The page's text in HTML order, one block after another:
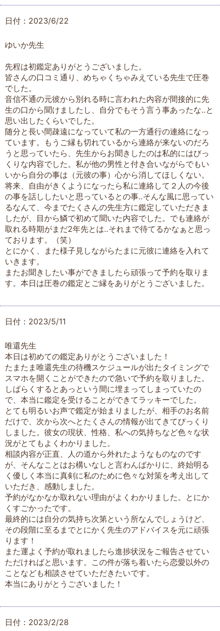
日付：2023/6/22
ゆいか先生
先程は初鑑定ありがとうございました。
皆さんの口コミ通り、めちゃくちゃみえている先生で圧巻
でした。
音信不通の元彼から別れる時に言われた内容が間接的に先
生の口から聞けましたし、自分でもそう言う事あったな‥と
思い出したくらいでした。
随分と長い間疎遠になっていて私の一方通行の連絡になっ
ています。もうご縁も切れているから連絡が来ないのだろ
うと思っていたら、先生からお聞きしたのは私的にはびっ
くりな内容でした。私が他の男性と付き合いながらでもい
いから自分の事は（元彼の事）心から消してほしくない。
将来、自由がきくようになったら私に連絡して２人の今後
の事を話ししたいと思っているとの事‥そんな風に思ってい
るなんて、今までたくさんの先生方に鑑定していただきま
したが、目から鱗で初めて聞いた内容でした。でも連絡が
取れる時期がまだ2年先とは‥それまで待てるかなぁと思っ
ております。（笑）
とにかく、また様子見しながらたまに元彼に連絡を入れて
いきます。
またお聞きしたい事ができましたら頑張って予約を取りま
す。本日は圧巻の鑑定とご縁をありがとうございました。
日付：2023/5/11
唯還先生
本日は初めての鑑定ありがとうございました！
たまたま唯還先生の待機スケジュールが出たタイミングで
スマホを開くことができたので急いで予約を取りました。
しばらくするとあっという間に埋まってしまっていたの
で、本当に鑑定を受けることができてラッキーでした。
とても明るいお声で鑑定が始まりましたが、相手のお名前
だけで、次から次へとたくさんの情報が出てきてびっくり
しました。彼女の現状、性格、私への気持ちなど色々な状
況がとてもよくわかりました。
相談内容が正直、人の道から外れたようなものなのです
が、そんなことはお構いなしと言わんばかりに、終始明る
く優しく本当に真剣に私のために色々な対策を考え出して
いただき、感動しました。
予約がなかなか取れない理由がよくわかりました。とにか
くすごかったです。
最終的には自分の気持ち次第という所なんでしょうけど、
その段階に至るまでとにかく先生のアドバイスを元に頑張
ります！
また運よく予約が取れましたら進捗状況をご報告させてい
ただければと思います。この件が落ち着いたら恋愛以外の
ことなども相談させていただきたいです。
本当にありがとうございました！
日付：2023/2/28